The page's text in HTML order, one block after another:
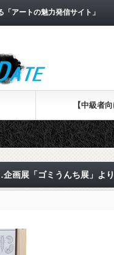
アートの魅力発信サイト」
【中級者
画展「ゴミうんち展」より